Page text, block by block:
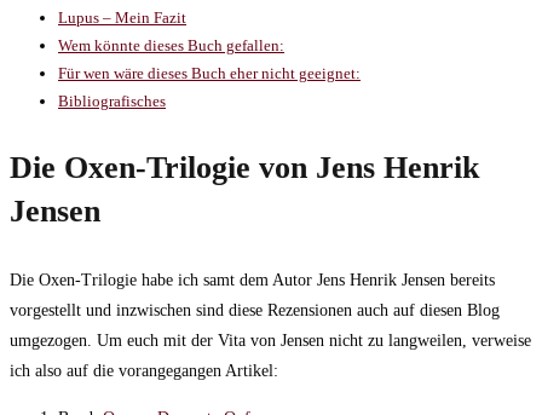
Lupus – Mein Fazit
Wem könnte dieses Buch gefallen:
Für wen wäre dieses Buch eher nicht geeignet:
Bibliografisches
Die Oxen-Trilogie von Jens Henrik
Jensen
Die Oxen-Trilogie habe ich samt dem Autor Jens Henrik Jensen bereits
vorgestellt und inzwischen sind diese Rezensionen auch auf diesen Blog
umgezogen. Um euch mit der Vita von Jensen nicht zu langweilen, verweise
ich also auf die vorangegangen Artikel: